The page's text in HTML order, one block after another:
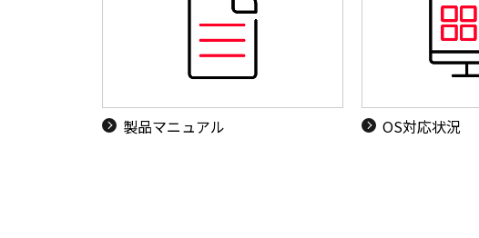
製品マニュアル OS対応状況